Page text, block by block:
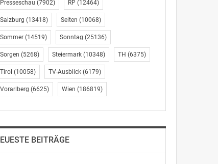
Presseschau (7902) RP (12464)
Salzburg (13418) Seiten (10068)
Sommer(14519) Sonntag (25136)
Sorgen (5268) Steiermark(10348) TH (6375)
Tirol (10058) TV-Ausblick(6179)
Vorarlberg (6625) Wien (186819)
BEITRÄGE